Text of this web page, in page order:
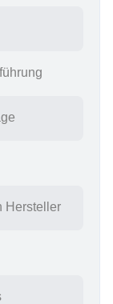
Hersteller